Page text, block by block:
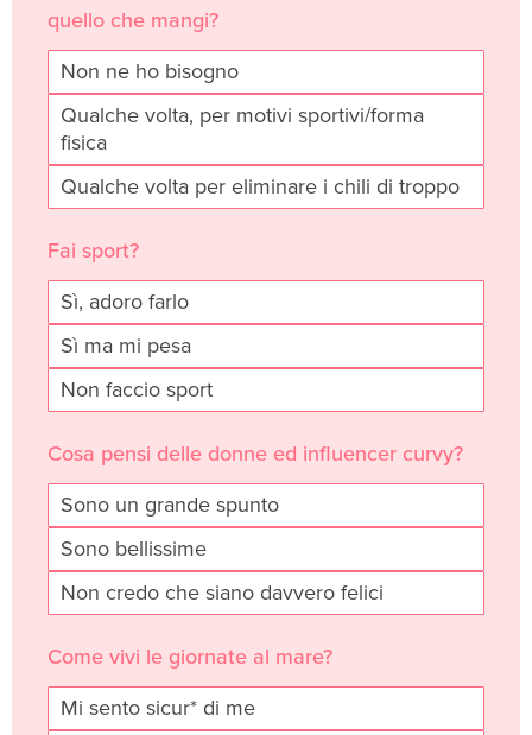
quello che mangi?
Non ne ho bisogno
Qualche volta, per motivi sportivi/forma
fisica
Qualche volta per eliminare i chili di troppo
Fai sport?
Sì, adoro farlo
Sì ma mi pesa
Non faccio sport
Cosa pensi delle donne ed influencer curvy?
Sono un grande spunto
Sono bellissime
Non credo che siano davvero felici
Come vivi le giornate al mare?
Mi sento sicur* di me